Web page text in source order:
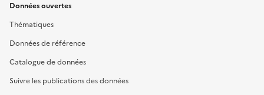
Données ouvertes
Thématiques
Données de référence
Catalogue de données
Suivre les publications des données